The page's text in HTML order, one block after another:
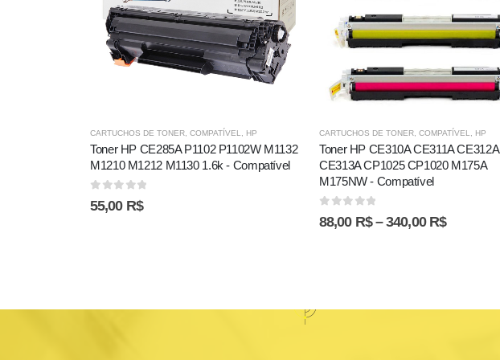
CARTUCHOS DE TONER, COMPATÍVEL, HP
Toner HP CE285A P1102 P1102W M1132
M1210 M1212 M1130 1.6k - Compatível
0out of 5
55,00 R$
CARTUCHOS DE TONER, COMPATÍVEL, HP
Toner HP CE310A CE311A CE312A
CE313A CP1025 CP1020 M175A
M175NW - Compatível
0 out of 5
88,00 R$–340,00 R$